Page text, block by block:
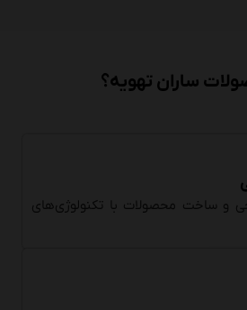
ساران تهویه؟
و ساخت محصولات با تکنولوژی‌های